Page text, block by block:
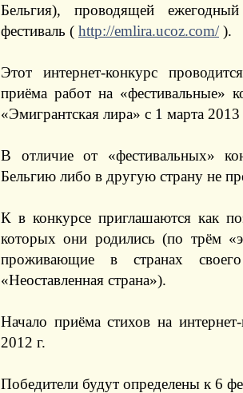
Бельгия), проводящей
фестиваль ( http://emlira.ucoz.com/ ).
Этот интернет-конкурс
приёма работ на «фестивальные»
«Эмигрантская лира» с 1 марта 2013
В отличие от «фестивальных»
Бельгию либо в другую страну не
К в конкурсе приглашаются как
которых они родились (по трём
проживающие в странах
«Неоставленная страна»).
Начало приёма стихов на
2012 г.
Победители будут определены к 6